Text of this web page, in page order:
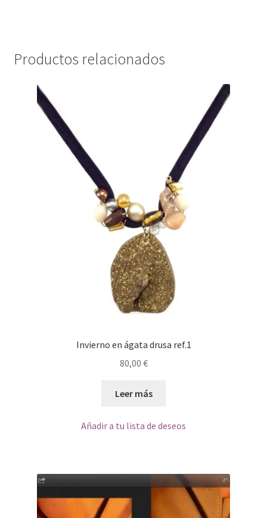
Productos relacionados
Invierno en ágata drusa ref.1
80,00 €
Leer más
Añadir a tu lista de deseos